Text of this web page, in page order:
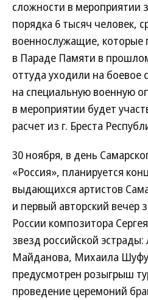
сложности в мероприятии
порядка 6 тысяч человек,
военнослужащие, которые
в Параде Памяти в
оттуда уходили на боевое
на специальную военную
в мероприятии будет
расчет из г. Бреста
30 ноября, в день
«Россия», планируется
выдающихся артистов
и первый авторский вечер
России композитора
звезд российской
Майданова, Михаила
предусмотрен розыгрыш
проведение церемоний